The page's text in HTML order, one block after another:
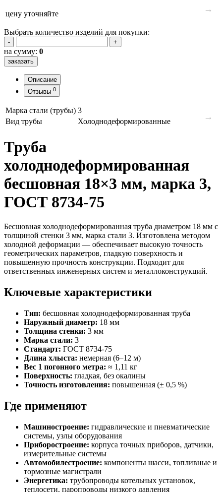
цену уточняйте →
Выбрать количество изделий для покупки:
- +
на сумму: 0
заказать
Описание
Отзывы 0
Марка стали (трубы) 3
Вид трубы
Холоднодеформированные →
Труба
холоднодеформированная
бесшовная 18×3 мм, марка 3,
ГОСТ 8734‑75
Бесшовная холоднодеформированная труба диаметром 18 мм с
толщиной стенки 3 мм, марка стали 3. Изготовлена методом
холодной деформации — обеспечивает высокую точность
геометрических параметров, гладкую поверхность и
повышенную прочность конструкции. Подходит для
ответственных инженерных систем и металлоконструкций.
Ключевые характеристики
Тип: бесшовная холоднодеформированная труба
Наружный диаметр: 18 мм
Толщина стенки: 3 мм
Марка стали: 3
Стандарт: ГОСТ 8734‑75
Длина хлыста: немерная (6–12 м)
Вес 1 погонного метра: ≈ 1,11 кг
Поверхность: гладкая, без окалины
Точность изготовления: повышенная (± 0,5 %)
Где применяют
Машиностроение: гидравлические и пневматические
системы, узлы оборудования
Приборостроение: корпуса точных приборов, датчики,
измерительные системы
Автомобилестроение: компоненты шасси, топливные и
тормозные магистрали
Энергетика: трубопроводы котельных установок,
теплосети, паропроводы низкого давления